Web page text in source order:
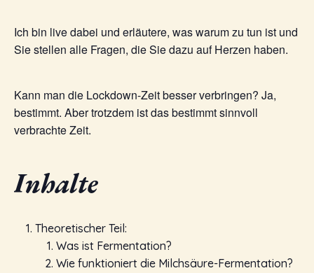
Ich bin live dabei und erläutere, was warum zu tun ist und
Sie stellen alle Fragen, die Sie dazu auf Herzen haben.
Kann man die Lockdown-Zeit besser verbringen? Ja,
bestimmt. Aber trotzdem ist das bestimmt sinnvoll
verbrachte Zeit.
Inhalte
Theoretischer Teil:
Was ist Fermentation?
Wie funktioniert die Milchsäure-Fermentation?